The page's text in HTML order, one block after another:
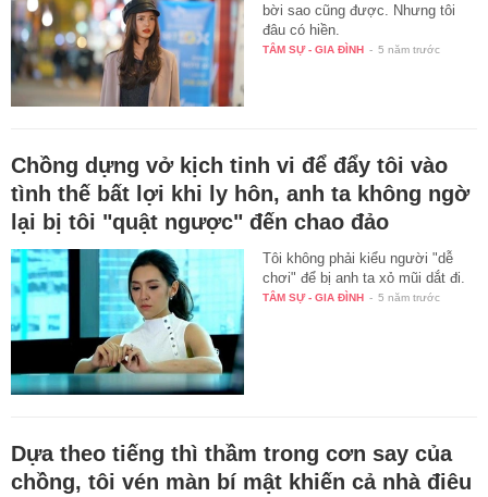
bời sao cũng được. Nhưng tôi
đâu có hiền.
TÂM SỰ - GIA ĐÌNH - 5 năm trước
Chồng dựng vở kịch tinh vi để đẩy tôi vào
tình thế bất lợi khi ly hôn, anh ta không ngờ
lại bị tôi "quật ngược" đến chao đảo
Tôi không phải kiểu người "dễ
chơi" để bị anh ta xỏ mũi dắt đi.
TÂM SỰ - GIA ĐÌNH - 5 năm trước
Dựa theo tiếng thì thầm trong cơn say của
chồng, tôi vén màn bí mật khiến cả nhà điêu